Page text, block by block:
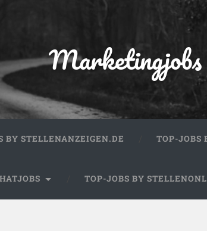
Marketingjobs
BY STELLENANZEIGEN.DE TOP-JOBS
TOP-JOBS BY